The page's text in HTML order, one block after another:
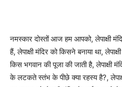
नमस्कार दोस्तों आज हम आपको, लेपाक्षी
हैं, लेपाक्षी मंदिर को किसने बनाया था,
किस भगवान की पूजा की जाती है, लेपाक्षी
के लटकते स्तंभ के पीछे क्या रहस्य है?,